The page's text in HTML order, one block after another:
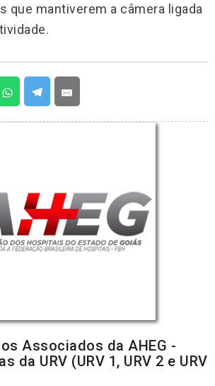
que mantiverem a câmera ligada
Associados da AHEG -
da URV (URV 1, URV 2 e URV